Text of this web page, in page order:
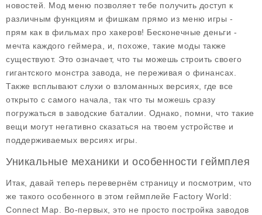
новостей. Мод меню позволяет тебе получить доступ к
различным функциям и фишкам прямо из меню игры -
прям как в фильмах про хакеров! Бесконечные деньги -
мечта каждого геймера, и, похоже, такие моды также
существуют. Это означает, что ты можешь строить своего
гигантского монстра завода, не переживая о финансах.
Также всплывают слухи о взломанных версиях, где все
открыто с самого начала, так что ты можешь сразу
погружаться в заводские баталии. Однако, помни, что такие
вещи могут негативно сказаться на твоем устройстве и
поддерживаемых версиях игры.
Уникальные механики и особенности геймплея
Итак, давай теперь перевернём страницу и посмотрим, что
же такого особенного в этом геймплейе Factory World:
Connect Map . Во-первых, это не просто постройка заводов